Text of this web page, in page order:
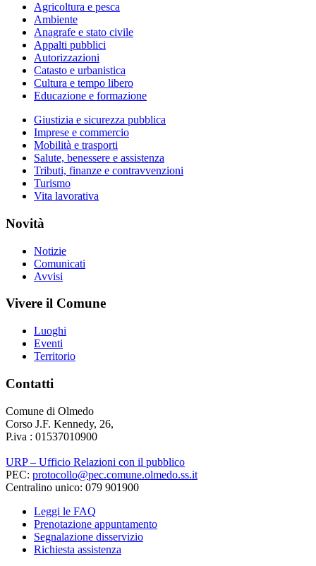
Agricoltura e pesca
Ambiente
Anagrafe e stato civile
Appalti pubblici
Autorizzazioni
Catasto e urbanistica
Cultura e tempo libero
Educazione e formazione
Giustizia e sicurezza pubblica
Imprese e commercio
Mobilità e trasporti
Salute, benessere e assistenza
Tributi, finanze e contravvenzioni
Turismo
Vita lavorativa
Novità
Notizie
Comunicati
Avvisi
Vivere il Comune
Luoghi
Eventi
Territorio
Contatti
Comune di Olmedo
Corso J.F. Kennedy, 26,
P.iva : 01537010900
URP – Ufficio Relazioni con il pubblico
PEC: protocollo@pec.comune.olmedo.ss.it
Centralino unico: 079 901900
Leggi le FAQ
Prenotazione appuntamento
Segnalazione disservizio
Richiesta assistenza